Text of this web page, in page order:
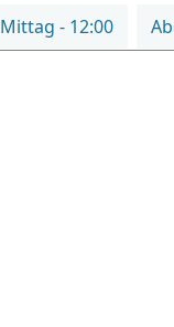
Mittag - 12:00